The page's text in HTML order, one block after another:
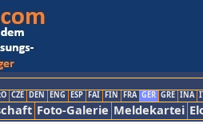
CZE DEN ENG ESP FAI FIN FRA GER GRE INA
Foto-Galerie Meldekartei